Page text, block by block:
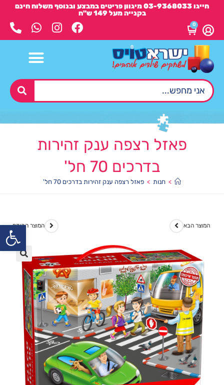
חייגו 03-9368033 מיגוון פריטים במבצע ובנוסף משלוח חינם
בקנייה מעל 149 ש"ח
0
פאזל רצפה ענק זהירות
בדרכים 70 חל'
> חנות > פאזל רצפה ענק זהירות בדרכים 70 חל'
המוצר הקודם המוצר הבא